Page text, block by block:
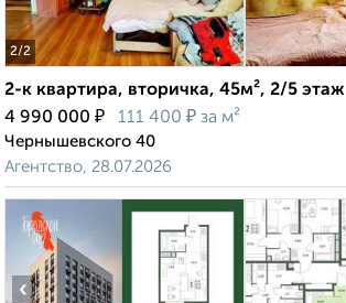
2/2
2-к квартира, вторичка, 45м², 2/5 этаж
4 990 000 ₽ 111 400 ₽ за м²
Чернышевского 40
Агентство, 28.07.2026
‹